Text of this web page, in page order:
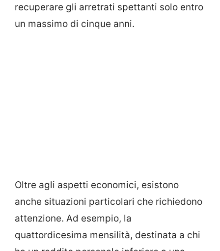
recuperare gli arretrati spettanti solo entro
un massimo di cinque anni.
Oltre agli aspetti economici, esistono
anche situazioni particolari che richiedono
attenzione. Ad esempio, la
quattordicesima mensilità, destinata a chi